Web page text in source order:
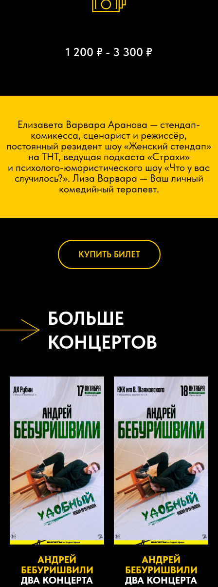
1 200 ₽ - 3 300 ₽
Елизавета Варвара Аранова — стендап-
комикесса, сценарист и режиссёр,
постоянный резидент шоу «Женский стендап»
на ТНТ, ведущая подкаста «Страхи»
и психолого-юмористического шоу «Что у вас
случилось?». Лиза Варвара — Ваш личный
комедийный терапевт.
КУПИТЬ БИЛЕТ
БОЛЬШЕ
КОНЦЕРТОВ
АНДРЕЙ
БЕБУРИШВИЛИ
ДВА КОНЦЕРТА
АНДРЕЙ
БЕБУРИШВИЛИ
ДВА КОНЦЕРТА